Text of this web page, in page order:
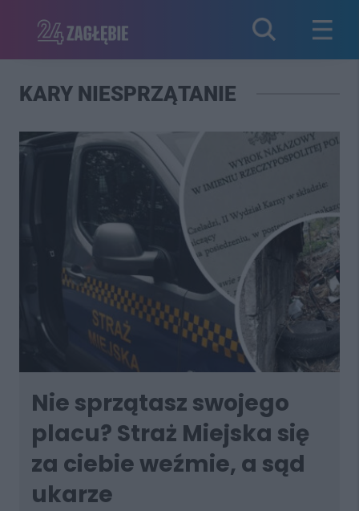
KARY NIESPRZĄTANIE
Nie sprzątasz swojego
placu? Straż Miejska się
za ciebie weźmie, a sąd
ukarze